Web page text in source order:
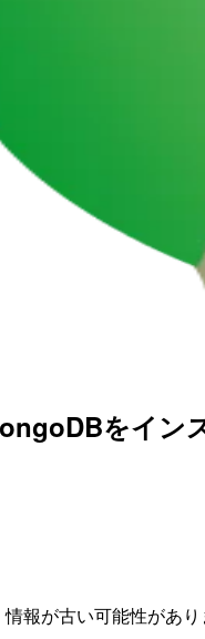
をイン
報が古い可能性があり